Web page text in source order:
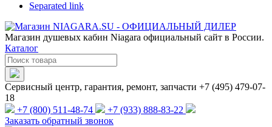
Separated link
Магазин душевых кабин Niagara официальный сайт в России.
Каталог
Сервисный центр, гарантия, ремонт, запчасти +7 (495) 479-07-
18
+7 (800) 511-48-74
+7 (933) 888-83-22
Заказать обратный звонок